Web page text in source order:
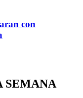
con
SEMANA